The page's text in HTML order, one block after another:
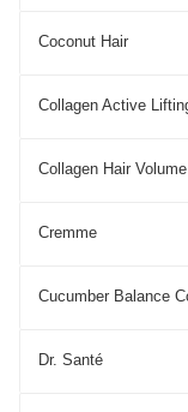
Coconut Hair
Collagen Active
Collagen Hair
Cremme
Cucumber Balance
Dr. Santé